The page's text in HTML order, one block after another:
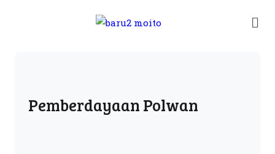
Pemberdayaan Polwan